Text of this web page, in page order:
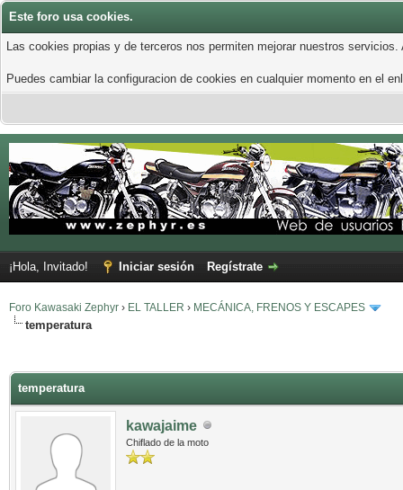
Este foro usa cookies.
Las cookies propias y de terceros nos permiten mejorar nuestros
Puedes cambiar la configuracion de cookies en cualquier momento en el
¡Hola, Invitado! Iniciar sesión Regístrate
Foro Kawasaki Zephyr › EL TALLER › MECÁNICA, FRENOS Y ESCAPES
temperatura
temperatura
kawajaime
Chiflado de la moto